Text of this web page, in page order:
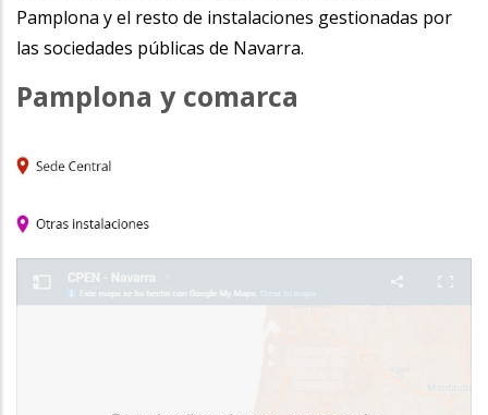
Pamplona y el resto de instalaciones gestionadas por
las sociedades públicas de Navarra.
Pamplona y comarca